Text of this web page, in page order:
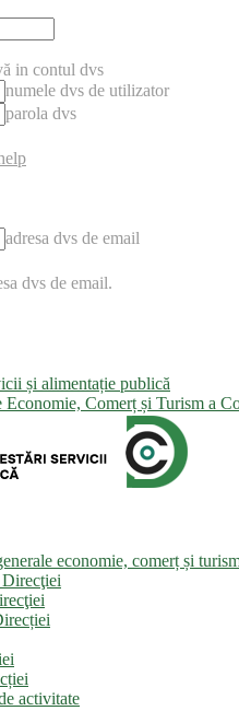
in contul dvs
numele dvs de utilizator
parola dvs
adresa dvs de email
dvs de email.
și alimentație publică
Comerț și Turism a
economie, comerț și
activitate